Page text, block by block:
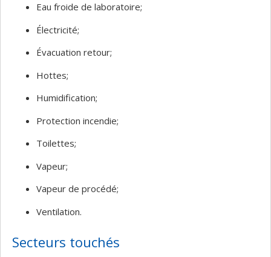
Eau froide de laboratoire;
Électricité;
Évacuation retour;
Hottes;
Humidification;
Protection incendie;
Toilettes;
Vapeur;
Vapeur de procédé;
Ventilation.
Secteurs touchés